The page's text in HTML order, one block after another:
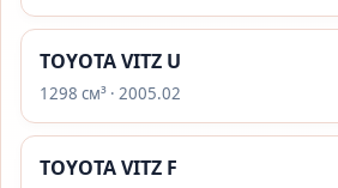
TOYOTA VITZ U
1298 см³ · 2005.02
TOYOTA VITZ F